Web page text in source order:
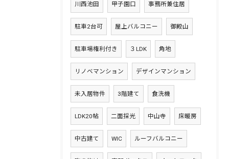
川西池田 甲子園口 事務所兼住居
駐車2台可 屋上バルコニー 御殿山
駐車場権利付き ３LDK 角地
リノベマンション デザインマンション
未入居物件 3階建て 食洗機
LDK20帖 二面採光 中山寺 床暖房
中古建て WIC ルーフバルコニー